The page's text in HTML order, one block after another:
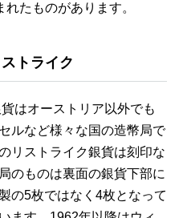
たものがあります。
トライク
はオーストリア以外でも
ルなど様々な国の造幣局で
リストライク銀貨は刻印な
のものは裏面の銀貨下部に
の5枚ではなく4枚となって